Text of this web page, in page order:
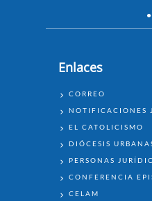
Enlaces
ENLACES
CORREO
NOTIFICACIONES
EL CATOLICISMO
DIÓCESIS
PERSONAS
CONFERENCIA
CELAM